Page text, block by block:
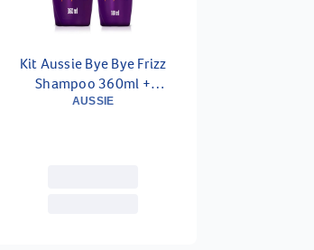
Kit Aussie Bye Bye Frizz
Shampoo 360ml +
Condicionador 180ml
AUSSIE